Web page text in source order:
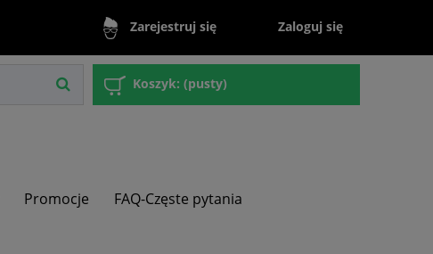
Zarejestruj się Zaloguj się
Koszyk: (pusty)
Promocje FAQ-Częste pytania